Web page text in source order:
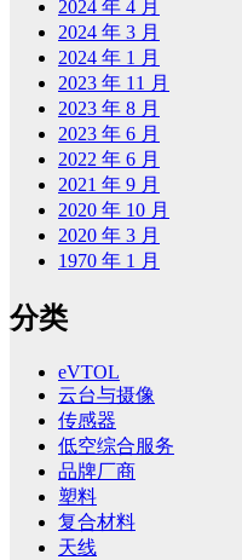
2024 年 4 月
2024 年 3 月
2024 年 1 月
2023 年 11 月
2023 年 8 月
2023 年 6 月
2022 年 6 月
2021 年 9 月
2020 年 10 月
2020 年 3 月
1970 年 1 月
分类
eVTOL
云台与摄像
传感器
低空综合服务
品牌厂商
塑料
复合材料
天线